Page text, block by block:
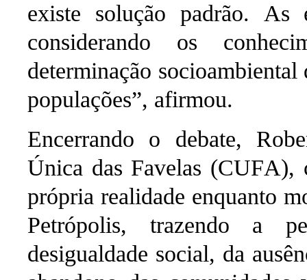
existe solução padrão. As
considerando os
determinação socioambiental
populações”, afirmou.
Encerrando o debate,
Única das Favelas (CUFA),
própria realidade enquanto
Petrópolis, trazendo a
desigualdade social, da